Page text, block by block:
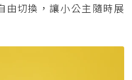
由切換，讓小公主隨時展